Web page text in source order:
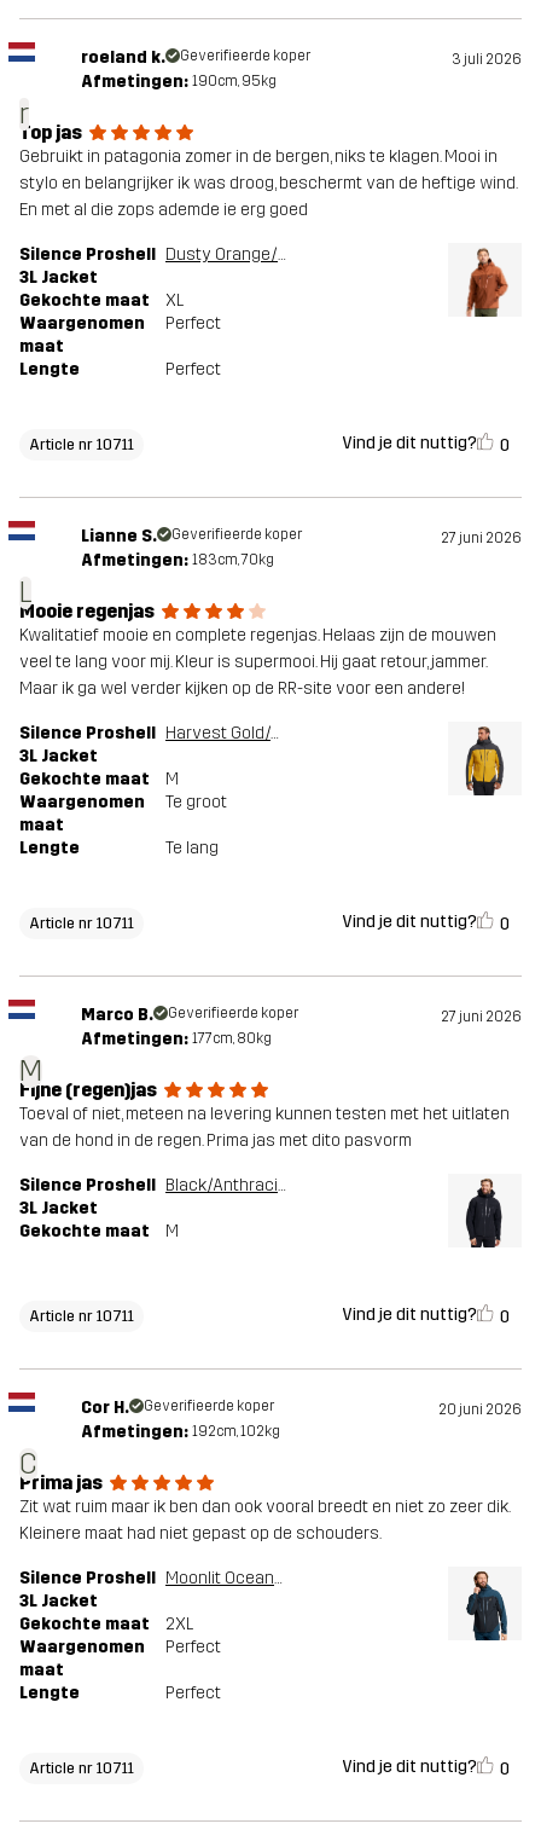
r
roeland k. Geverifieerde koper 3 juli 2026
Afmetingen: 190cm, 95kg
Top jas
Gebruikt in patagonia zomer in de bergen, niks te klagen. Mooi in
stylo en belangrijker ik was droog, beschermt van de heftige wind.
En met al die zops ademde ie erg goed
Silence Proshell
3L Jacket
Dusty Orange/Rusty Walnut
Gekochte maat
XL
Waargenomen
maat
Perfect
Lengte Perfect
Article nr 10711 Vind je dit nuttig? 0
L
Lianne S. Geverifieerde koper 27 juni 2026
Afmetingen: 183cm, 70kg
Mooie regenjas
Kwalitatief mooie en complete regenjas. Helaas zijn de mouwen
veel te lang voor mij. Kleur is supermooi. Hij gaat retour, jammer.
Maar ik ga wel verder kijken op de RR-site voor een andere!
Silence Proshell
3L Jacket
Harvest Gold/Anthracite
Gekochte maat
M
Waargenomen
maat
Te groot
Lengte Te lang
Article nr 10711 Vind je dit nuttig? 0
M
Marco B. Geverifieerde koper 27 juni 2026
Afmetingen: 177cm, 80kg
Fijne (regen)jas
Toeval of niet, meteen na levering kunnen testen met het uitlaten
van de hond in de regen. Prima jas met dito pasvorm
Silence Proshell
3L Jacket
Black/Anthracite
Gekochte maat M
Article nr 10711 Vind je dit nuttig? 0
C
Cor H. Geverifieerde koper 20 juni 2026
Afmetingen: 192cm, 102kg
Prima jas
Zit wat ruim maar ik ben dan ook vooral breedt en niet zo zeer dik.
Kleinere maat had niet gepast op de schouders.
Silence Proshell
3L Jacket
Moonlit Ocean/Dark Navy
Gekochte maat
2XL
Waargenomen
maat
Perfect
Lengte Perfect
Article nr 10711 Vind je dit nuttig? 0